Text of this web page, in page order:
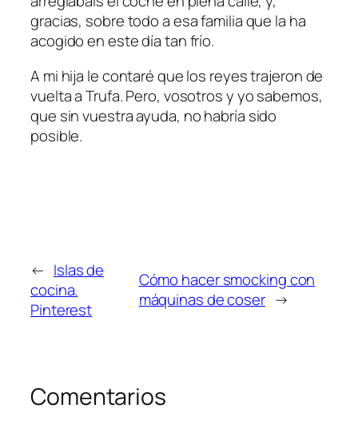
gracias, sobre todo a esa familia que la ha
acogido en este día tan frío.
A mi hija le contaré que los reyes trajeron de
vuelta a Trufa. Pero, vosotros y yo sabemos,
que sin vuestra ayuda, no habría sido
posible.
← Islas de
cocina.
Pinterest
Cómo hacer smocking con
máquinas de coser →
Comentarios